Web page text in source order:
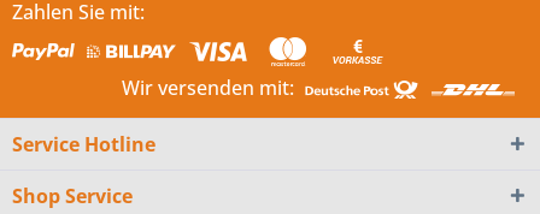
Zahlen Sie mit:
Wir versenden mit:
Service Hotline
Shop Service